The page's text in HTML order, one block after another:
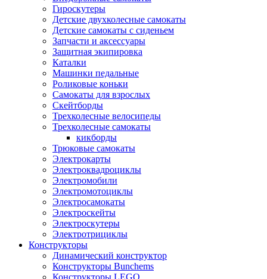
Гироскутеры
Детские двухколесные самокаты
Детские самокаты с сиденьем
Запчасти и аксессуары
Защитная экипировка
Каталки
Машинки педальные
Роликовые коньки
Самокаты для взрослых
Скейтборды
Трехколесные велосипеды
Трехколесные самокаты
кикборды
Трюковые самокаты
Электрокарты
Электроквадроциклы
Электромобили
Электромотоциклы
Электросамокаты
Электроскейты
Электроскутеры
Электротрициклы
Конструкторы
Динамический конструктор
Конструкторы Bunchems
Конструкторы LEGO